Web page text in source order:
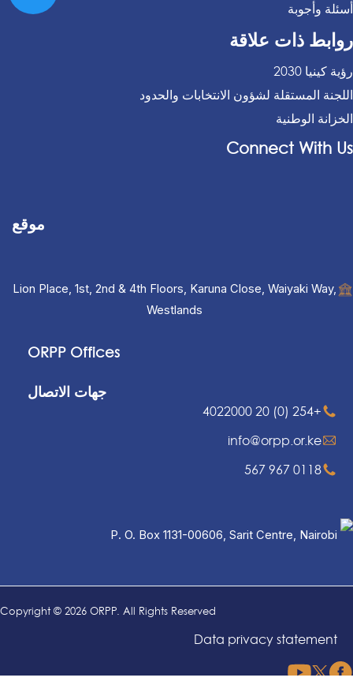
أسئلة وأجوبة
روابط ذات علاقة
رؤية كينيا 2030
اللجنة المستقلة لشؤون الانتخابات والحدود
الخزانة الوطنية
Connect With Us
موقع
Lion Place, 1st, 2nd & 4th Floors, Karuna Close, Waiyaki Way,
Westlands
ORPP Offices
جهات الاتصال
+254 (0) 20 4022000
info@orpp.or.ke
0118 967 567
P. O. Box 1131-00606, Sarit Centre, Nairobi
Copyright © 2026 ORPP. All Rights Reserved
Data privacy statement